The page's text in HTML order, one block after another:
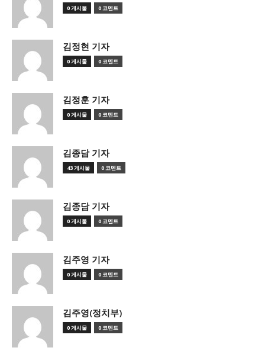
0 게시물 0 코멘트
김정현 기자
0 게시물 0 코멘트
김정훈 기자
0 게시물 0 코멘트
김종담 기자
43 게시물 0 코멘트
김종담 기자
0 게시물 0 코멘트
김주영 기자
0 게시물 0 코멘트
김주영(정치부)
0 게시물 0 코멘트